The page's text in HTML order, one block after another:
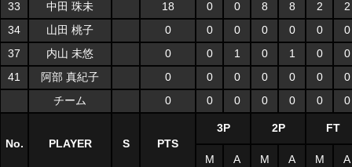
33
中田 珠未 18 0 0 8 8 2
2
34
山田 桃子 0 0 0 0 0 0
0
37
内山 未悠 0 0 1 0 1 0
0
41
阿部 真紀子 0 0 0 0 0 0
0
チーム
0 0 0 0 0 0 0
No. PLAYER S PTS
3P 2P FT
M A M A M A